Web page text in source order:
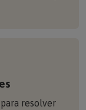
resolver